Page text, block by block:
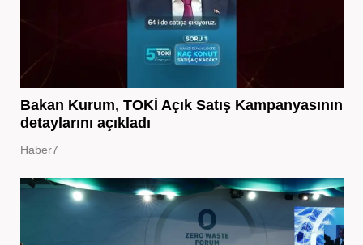
Bakan Kurum, TOKİ Açık Satış Kampanyasının
detaylarını açıkladı
Haber7